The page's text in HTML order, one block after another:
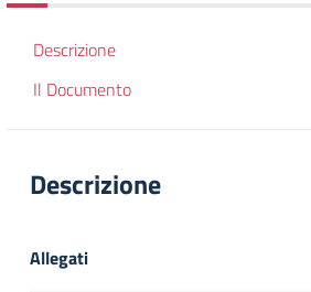
Descrizione
Il Documento
Descrizione
Allegati